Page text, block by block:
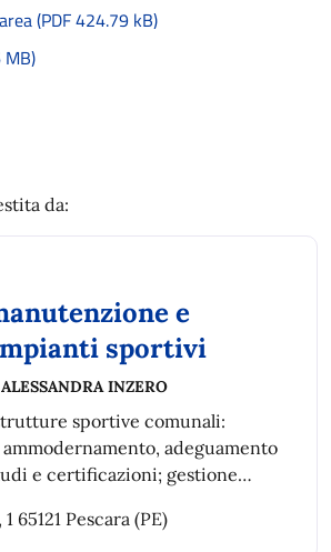
(PDF 424.79 kB)
MB)
da:
e
sportivi
ALESSANDRA INZERO
sportive comunali:
adeguamento
e certificazioni; gestione
contrattuali con associazioni,
palestre scolastiche.
65121 Pescara (PE)